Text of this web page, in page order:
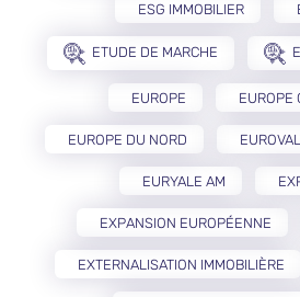
ESG IMMOBILIER
ETUDE DE MARCHE
EUROPE EUROPE
EUROPE DU NORD
EURYALE AM
EXPANSION EUROPÉENNE
EXTERNALISATION IMMOBILIÈRE